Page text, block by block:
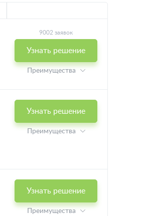
9002 заявок
Узнать решение
Преимущества
Узнать решение
Преимущества
Узнать решение
Преимущества